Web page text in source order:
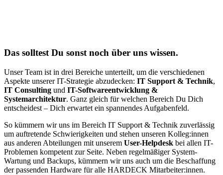
Das solltest Du sonst noch über uns wissen.
Unser Team ist in drei Bereiche unterteilt, um die verschiedenen
Aspekte unserer IT-Strategie abzudecken: IT Support & Technik,
IT Consulting und IT-Softwareentwicklung &
Systemarchitektur. Ganz gleich für welchen Bereich Du Dich
entscheidest – Dich erwartet ein spannendes Aufgabenfeld.
So kümmern wir uns im Bereich IT Support & Technik zuverlässig
um auftretende Schwierigkeiten und stehen unseren Kolleg:innen
aus anderen Abteilungen mit unserem User-Helpdesk bei allen IT-
Problemen kompetent zur Seite. Neben regelmäßiger System-
Wartung und Backups, kümmern wir uns auch um die Beschaffung
der passenden Hardware für alle HARDECK Mitarbeiter:innen.